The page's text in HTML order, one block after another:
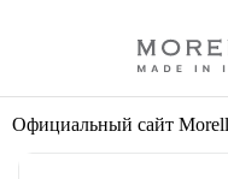
Официальный сайт